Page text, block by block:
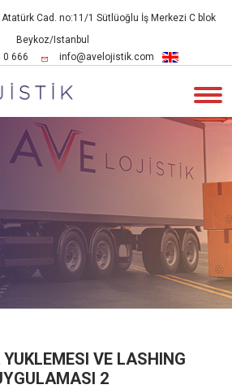
Cad. no:11/1 Sütlüoğlu İş Merkezi C blok
Beykoz/Istanbul
0 666
info@avelojistik.com
VE LASHING
2